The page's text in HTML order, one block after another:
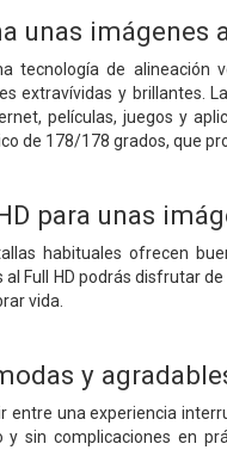
unas
tecnología de
extravívidas y brillantes.
películas, juegos y
de 178/178 grados, que
para unas
habituales ofrecen
al Full HD podrás disfrutar
vida.
y
entre una experiencia
y sin complicaciones en